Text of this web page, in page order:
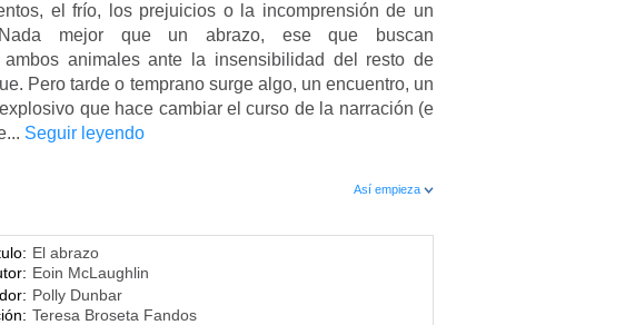
el frío, los prejuicios o la incomprensión de un
mejor que un abrazo, ese que buscan
ambos animales ante la insensibilidad del resto de
Pero tarde o temprano surge algo, un encuentro, un
que hace cambiar el curso de la narración (e
Seguir leyendo
Así empieza
El abrazo
Eoin McLaughlin
Polly Dunbar
Teresa Broseta Fandos